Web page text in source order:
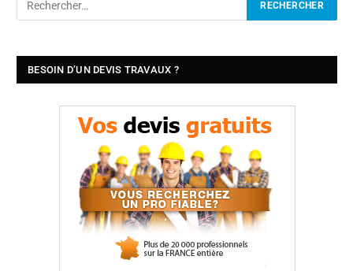
BESOIN D’UN DEVIS TRAVAUX ?